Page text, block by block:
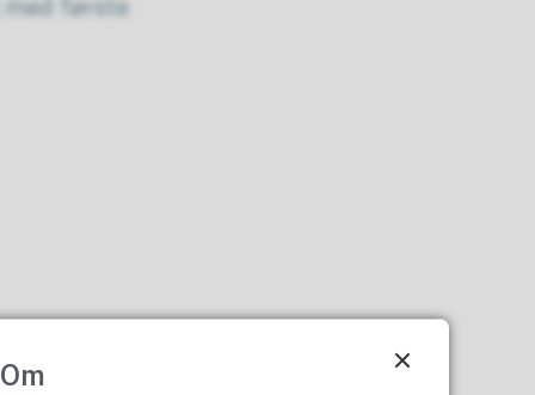
første
Om